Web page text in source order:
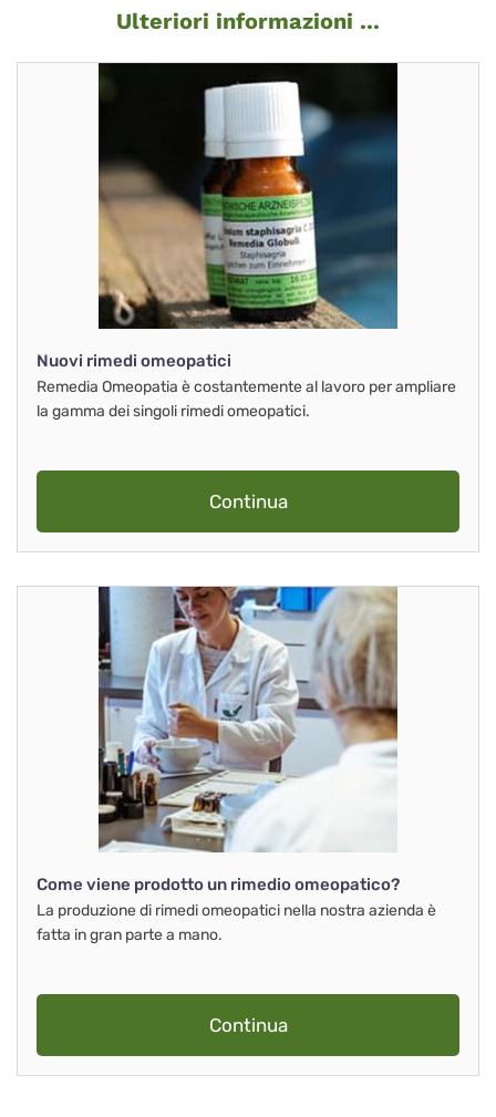
Ulteriori informazioni ...
Nuovi rimedi omeopatici
Remedia Omeopatia è costantemente al lavoro per ampliare
la gamma dei singoli rimedi omeopatici.
Continua
Come viene prodotto un rimedio omeopatico?
La produzione di rimedi omeopatici nella nostra azienda è
fatta in gran parte a mano.
Continua